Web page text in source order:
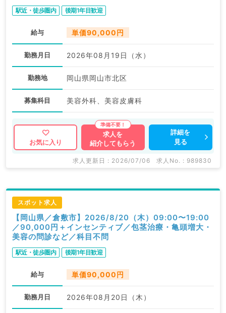
駅近・徒歩圏内 後期1年目歓迎
給与 単価90,000円
勤務月日 2026年08月19日（水）
勤務地 岡山県岡山市北区
募集科目 美容外科、美容皮膚科
お気に入り
求人を
紹介してもらう
詳細を
見る
求人更新日 : 2026/07/06 求人No. : 989830
スポット求人
【岡山県／倉敷市】2026/8/20（木）09:00〜19:00
／90,000円＋インセンティブ／包茎治療・亀頭増大・
美容の問診など／科目不問
駅近・徒歩圏内 後期1年目歓迎
給与 単価90,000円
勤務月日 2026年08月20日（木）